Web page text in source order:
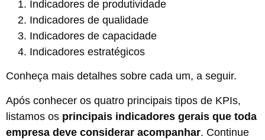
Indicadores de produtividade
Indicadores de qualidade
Indicadores de capacidade
Indicadores estratégicos
Conheça mais detalhes sobre cada um, a seguir.
Após conhecer os quatro principais tipos de KPIs,
listamos os principais indicadores gerais que toda
empresa deve considerar acompanhar. Continue